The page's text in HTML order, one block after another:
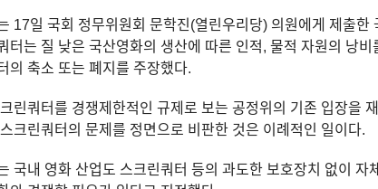
17일 국회 정무위원회 문학진(열린우리당) 의원에게 제출한
터는 질 낮은 국산영화의 생산에 따른 인적, 물적 자원의 낭비
의 축소 또는 폐지를 주장했다.
린쿼터를 경쟁제한적인 규제로 보는 공정위의 기존 입장을
크린쿼터의 문제를 정면으로 비판한 것은 이례적인 일이다.
국내 영화 산업도 스크린쿼터 등의 과도한 보호장치 없이 자